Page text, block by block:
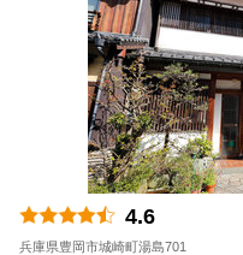
4.6
兵庫県豊岡市城崎町湯島701